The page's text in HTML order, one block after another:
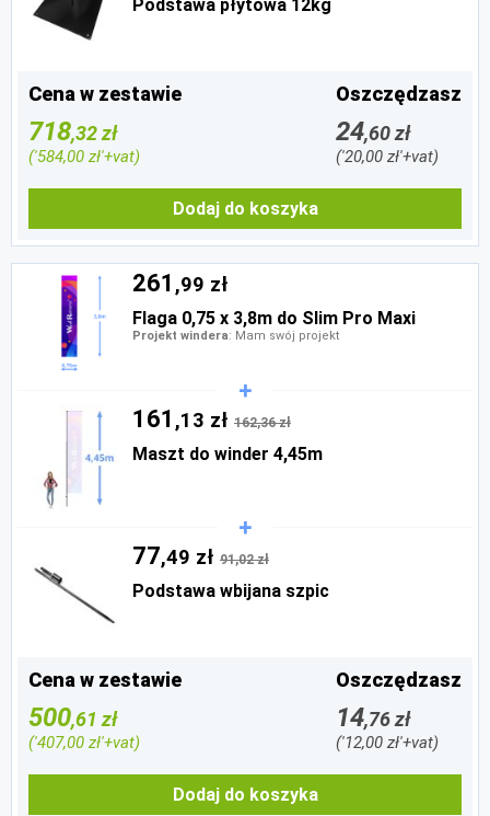
Podstawa płytowa 12kg
Cena w zestawie
718,32 zł
('584,00 zł'+vat)
Oszczędzasz
24,60 zł
('20,00 zł'+vat)
Dodaj do koszyka
261 ,99 zł
Flaga 0,75 x 3,8m do Slim Pro Maxi
Projekt windera: Mam swój projekt
161 ,13 zł 162,36 zł
Maszt do winder 4,45m
77,49 zł 91,02 zł
Podstawa wbijana szpic
Cena w zestawie
500,61 zł
('407,00 zł'+vat)
Oszczędzasz
14,76 zł
('12,00 zł'+vat)
Dodaj do koszyka